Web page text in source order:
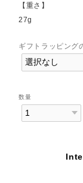
【重さ】
27g
ギフトラッピング
数量